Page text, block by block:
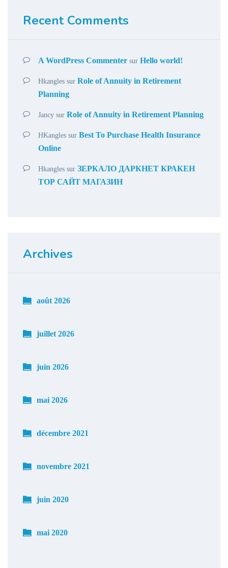
Recent Comments
A WordPress Commenter sur Hello world!
Hkangles sur Role of Annuity in Retirement
Planning
Jancy sur Role of Annuity in Retirement Planning
HKangles sur Best To Purchase Health Insurance
Online
Hkangles sur ЗЕРКАЛО ДАРКНЕТ КРАКЕН
ТОР САЙТ МАГАЗИН
Archives
août 2026
juillet 2026
juin 2026
mai 2026
décembre 2021
novembre 2021
juin 2020
mai 2020